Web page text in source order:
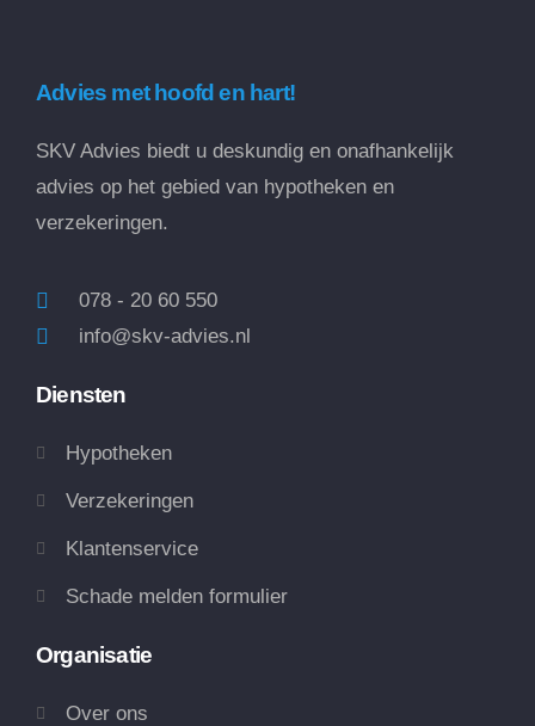
Advies met hoofd en hart!
SKV Advies biedt u deskundig en onafhankelijk
advies op het gebied van hypotheken en
verzekeringen.
078 - 20 60 550
info@skv-advies.nl
Diensten
Hypotheken
Verzekeringen
Klantenservice
Schade melden formulier
Organisatie
Over ons